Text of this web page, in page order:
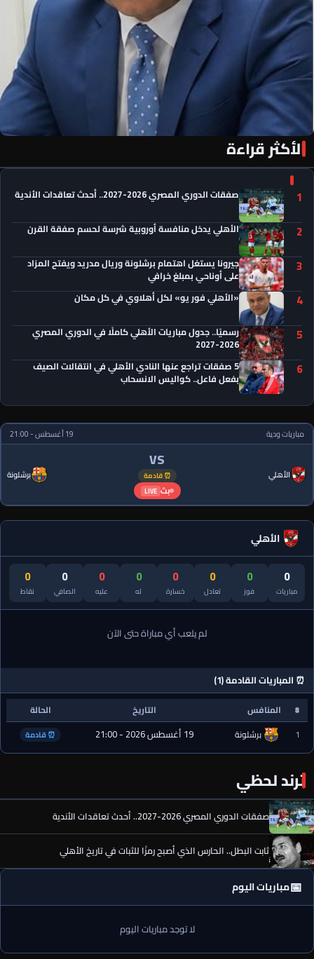
«الأهلي فور يو» لكل أهلاوي في كل مكان
الأكثر قراءة
1 صفقات الدوري المصري 2026-2027.. أحدث تعاقدات الأندية
2 الأهلي يدخل منافسة أوروبية شرسة لحسم صفقة القرن
3 جيرونا يستغل اهتمام برشلونة وريال مدريد ويفتح المزاد
على أوناحي بمبلغ خرافي
4 «الأهلي فور يو» لكل أهلاوي في كل مكان
5 رسميًا.. جدول مباريات الأهلي كاملًا في الدوري المصري
2026-2027
6 5 صفقات تراجع عنها النادي الأهلي في انتقالات الصيف
بفعل فاعل.. كواليس الانسحاب
مباريات ودية 19 أغسطس - 21:00
الأهلي
VS
⏰ قادمة
بث LIVE
برشلونة
الأهلي
0
مباريات
0
فوز
0
تعادل
0
خسارة
0
له
0
عليه
0
الصافي
0
نقاط
لم يلعب أي مباراة حتى الآن
⏰ المباريات القادمة (1)
# المنافس التاريخ
الحالة
1
برشلونة 19 أغسطس 2026 - 21:00 ⏰ قادمة
ترند لحظي
صفقات الدوري المصري 2026-2027.. أحدث تعاقدات الأندية
ثابت البطل.. الحارس الذي أصبح رمزًا للثبات في تاريخ الأهلي
📅مباريات اليوم
لا توجد مباريات اليوم